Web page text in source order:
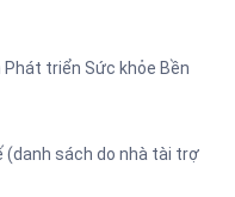
triển Sức khỏe Bền
(danh sách do nhà tài trợ